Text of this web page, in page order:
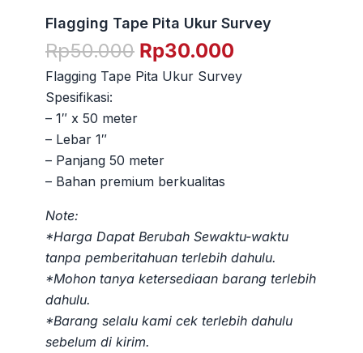
Flagging Tape Pita Ukur Survey
Rp50.000 Harga
aslinya
Rp30.000
saat
Flagging Tape Pita Ukur Survey
Spesifikasi:
– 1″ x 50 meter
– Lebar 1″
– Panjang 50 meter
– Bahan premium berkualitas
Note:
*Harga Dapat Berubah Sewaktu-waktu
tanpa pemberitahuan terlebih dahulu.
*Mohon tanya ketersediaan barang terlebih
dahulu.
*Barang selalu kami cek terlebih dahulu
sebelum di kirim.